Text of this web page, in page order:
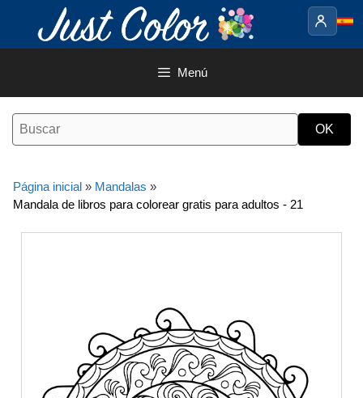
contenido
Menú
Página inicial » Mandalas »
Mandala de libros para colorear gratis para adultos - 21